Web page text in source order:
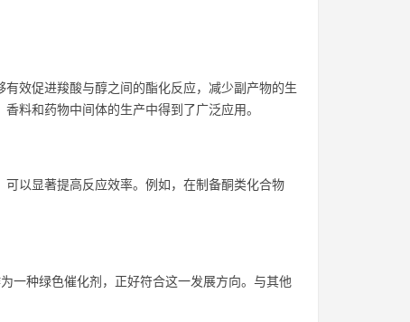
效促进羧酸与醇之间的酯化反应，减少副产物的生
料和药物中间体的生产中得到了广泛应用。
以显著提高反应效率。例如，在制备酮类化合物
一种绿色催化剂，正好符合这一发展方向。与其他